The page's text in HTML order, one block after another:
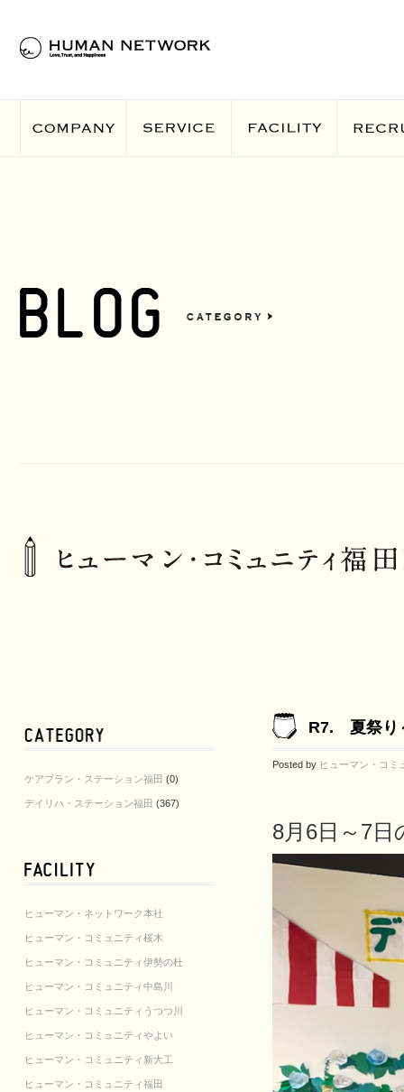
ケアプラン・ステーション福田 (0)
デイリハ・ステーション福田 (367)
ヒューマン・ネットワーク本社
ヒューマン・コミュニティ桜木
ヒューマン・コミュニティ伊勢の杜
ヒューマン・コミュニティ中島川
ヒューマン・コミュニティうつつ川
ヒューマン・コミュニティやよい
ヒューマン・コミュニティ新大工
ヒューマン・コミュニティ福田
R7. 夏祭
Posted by ヒューマン・コ
8月6日～7日